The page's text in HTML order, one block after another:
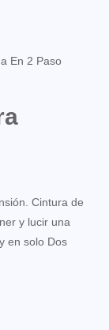
En 2 Paso
Cintura de
y lucir una
en solo Dos